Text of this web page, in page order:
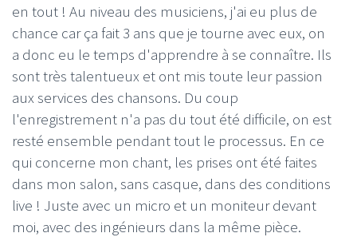
en tout ! Au niveau des musiciens, j'ai eu plus de
chance car ça fait 3 ans que je tourne avec eux, on
a donc eu le temps d'apprendre à se connaître. Ils
sont très talentueux et ont mis toute leur passion
aux services des chansons. Du coup
l'enregistrement n'a pas du tout été difficile, on est
resté ensemble pendant tout le processus. En ce
qui concerne mon chant, les prises ont été faites
dans mon salon, sans casque, dans des conditions
live ! Juste avec un micro et un moniteur devant
moi, avec des ingénieurs dans la même pièce.